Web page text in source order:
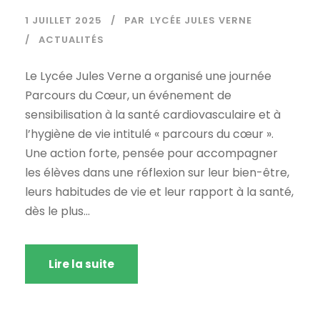
1 JUILLET 2025 PAR LYCÉE JULES VERNE
ACTUALITÉS
Le Lycée Jules Verne a organisé une journée
Parcours du Cœur, un événement de
sensibilisation à la santé cardiovasculaire et à
l’hygiène de vie intitulé « parcours du cœur ».
Une action forte, pensée pour accompagner
les élèves dans une réflexion sur leur bien-être,
leurs habitudes de vie et leur rapport à la santé,
dès le plus...
Lire la suite